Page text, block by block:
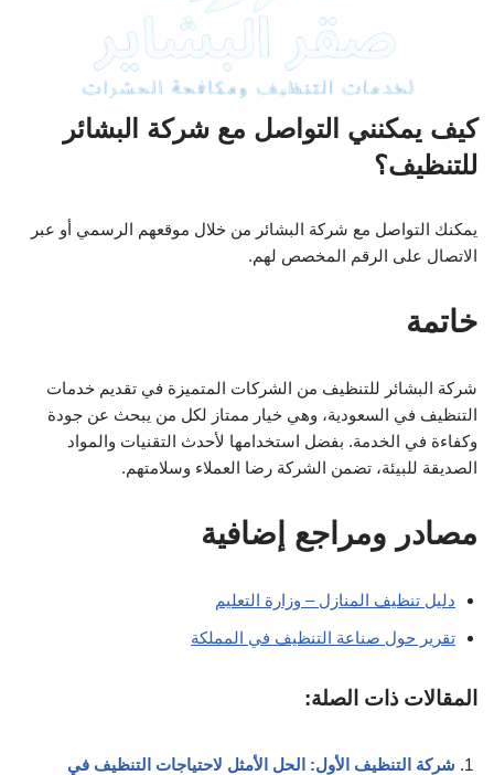
كيف يمكنني التواصل مع شركة البشائر
للتنظيف؟
يمكنك التواصل مع شركة البشائر من خلال موقعهم الرسمي أو عبر
الاتصال على الرقم المخصص لهم.
خاتمة
شركة البشائر للتنظيف من الشركات المتميزة في تقديم خدمات
التنظيف في السعودية، وهي خيار ممتاز لكل من يبحث عن جودة
وكفاءة في الخدمة. بفضل استخدامها لأحدث التقنيات والمواد
الصديقة للبيئة، تضمن الشركة رضا العملاء وسلامتهم.
مصادر ومراجع إضافية
دليل تنظيف المنازل – وزارة التعليم
تقرير حول صناعة التنظيف في المملكة
المقالات ذات الصلة:
شركة التنظيف الأول: الحل الأمثل لاحتياجات التنظيف في